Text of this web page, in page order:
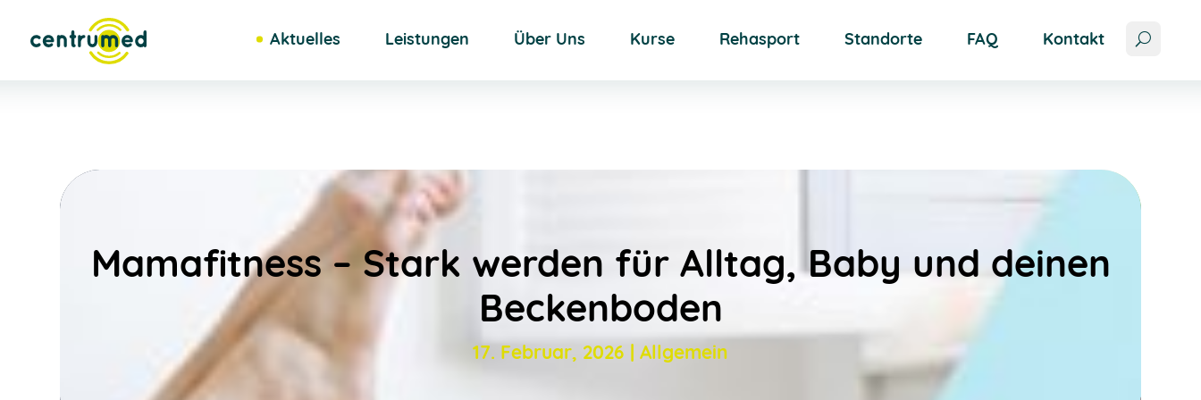
Aktuelles Leistungen Über Uns Kurse Rehasport Standorte FAQ Kontakt
Mamafitness – Stark werden für Alltag, Baby und deinen
Beckenboden
17. Februar, 2026 | Allgemein